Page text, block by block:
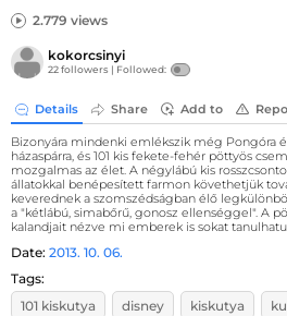
2.779 views
kokorcsinyi
22 followers | Followed:
Details Share Add to
Bizonyára mindenki emlékszik még Pongóra
házaspárra, és 101 kis fekete-fehér pöttyös
mozgalmas az élet. A négylábú kis
állatokkal benépesített farmon követhetjük
keverednek a szomszédságban élő
a "kétlábú, simabőrű, gonosz ellenséggel". A
kalandjait nézve mi emberek is sokat
Date: 2013. 10. 06.
Tags:
101 kiskutya
disney kiskutya